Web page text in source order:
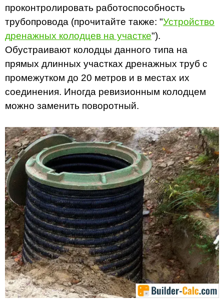
проконтролировать работоспособность
трубопровода (прочитайте также: "Устройство
дренажных колодцев на участке").
Обустраивают колодцы данного типа на
прямых длинных участках дренажных труб с
промежутком до 20 метров и в местах их
соединения. Иногда ревизионным колодцем
можно заменить поворотный.